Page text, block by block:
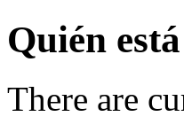
Quién
There are